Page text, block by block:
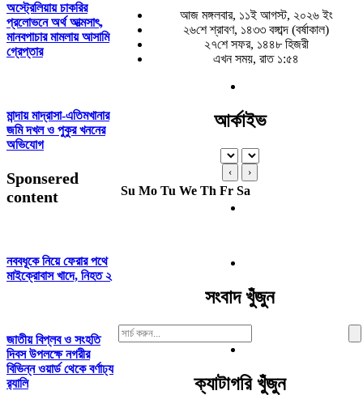
অস্ট্রেলিয়ায় চাকরির
প্রলোভনে অর্থ আত্মসাৎ,
মানবপাচার মামলায় আসামি
গ্রেপ্তার
মান্দায় মাদ্রাসা-এতিমখানার
জমি দখল ও পুকুর খননের
অভিযোগ
Sponsered
content
নববধূকে নিয়ে ফেরার পথে
মাইক্রোবাস খাদে, নিহত ২
জাতীয় বিপ্লব ও সংহতি
দিবস উপলক্ষে নগরীর
বিভিন্ন ওয়ার্ড থেকে বর্ণাঢ্য
র‍্যালি
আজ মঙ্গলবার, ১১ই আগস্ট, ২০২৬ ইং
২৬শে শ্রাবণ, ১৪৩৩ বঙ্গাব্দ (বর্ষাকাল)
২৭শে সফর, ১৪৪৮ হিজরী
এখন সময়, রাত ১:৫৪
আর্কাইভ
‹ ›
Su Mo Tu We Th Fr Sa
সংবাদ খুঁজুন
Search
For:
ক্যাটাগরি খুঁজুন